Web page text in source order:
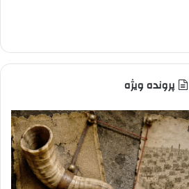
پرونده ویژه